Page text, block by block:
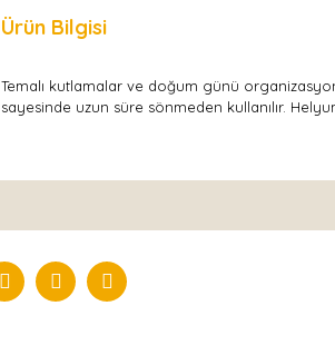
Ürün Bilgisi
Temalı kutlamalar ve doğum günü
sayesinde uzun süre sönmeden kullanılır.